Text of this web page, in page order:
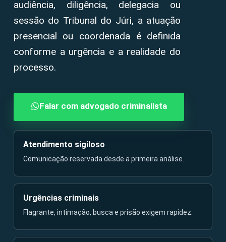
audiência, diligência, delegacia ou
sessão do Tribunal do Júri, a atuação
presencial ou coordenada é definida
conforme a urgência e a realidade do
processo.
Falar com advogado criminalista
Atendimento sigiloso
Comunicação reservada desde a primeira análise.
Urgências criminais
Flagrante, intimação, busca e prisão exigem rapidez.